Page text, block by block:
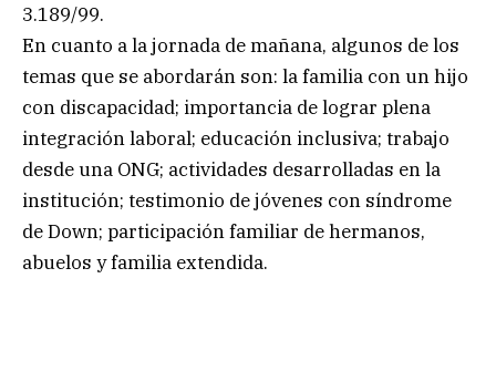
3.189/99.
En cuanto a la jornada de mañana, algunos de los
temas que se abordarán son: la familia con un hijo
con discapacidad; importancia de lograr plena
integración laboral; educación inclusiva; trabajo
desde una ONG; actividades desarrolladas en la
institución; testimonio de jóvenes con síndrome
de Down; participación familiar de hermanos,
abuelos y familia extendida.